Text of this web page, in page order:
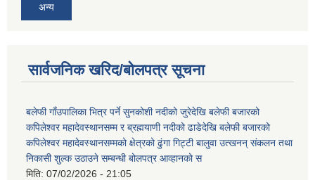
अन्य
सार्वजनिक खरिद/बोलपत्र सूचना
बलेफी गाँउपालिका भित्र पर्ने सुनकोशी नदीको जुरेदेखि बलेफी बजारको
कपिलेश्वर महादेवस्थानसम्म र ब्रह्मयाणी नदीको ढाडेदेखि बलेफी बजारको
कपिलेश्वर महादेवस्थानसम्मको क्षेत्रको ढुंगा गिट्टी बालुवा उत्खनन् संकलन तथा
निकासी शुल्क उठाउने सम्बन्धी बोलपत्र आव्हानको स
मिति: 07/02/2026 - 21:05